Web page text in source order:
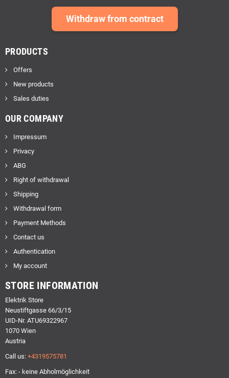
Withdraw from contract
PRODUCTS
Offers
New products
Sales duties
OUR COMPANY
Impressum
Privacy
ABG
Right of withdrawal
Shipping
Withdrawal form
Payment Methods
Contact us
Authentication
My account
STORE INFORMATION
Elektrik Store
Neustiftgasse 66/3/15
UID-Nr. ATU69322967
1070 Wien
Austria
Call us: +4319575781
Fax: - keine Abholmöglichkeit